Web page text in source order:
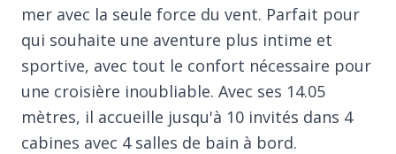
mer avec la seule force du vent. Parfait pour
qui souhaite une aventure plus intime et
sportive, avec tout le confort nécessaire pour
une croisière inoubliable. Avec ses 14.05
mètres, il accueille jusqu'à 10 invités dans 4
cabines avec 4 salles de bain à bord.